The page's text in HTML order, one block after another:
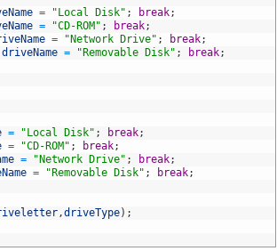
= "Local Disk" ; break;
= "CD-ROM" ; break;
= "Network Drive" ; break;
driveName = "Removable Disk" ; break;
= "Local Disk" ; break;
= "CD-ROM" ; break;
= "Network Drive" ; break;
= "Removable Disk" ; break;
,driveType) ;